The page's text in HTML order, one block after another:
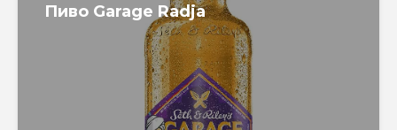
Пиво Garage Radja